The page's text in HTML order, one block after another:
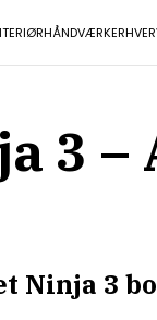
HÅNDVÆRK
3 –
Ninja 3